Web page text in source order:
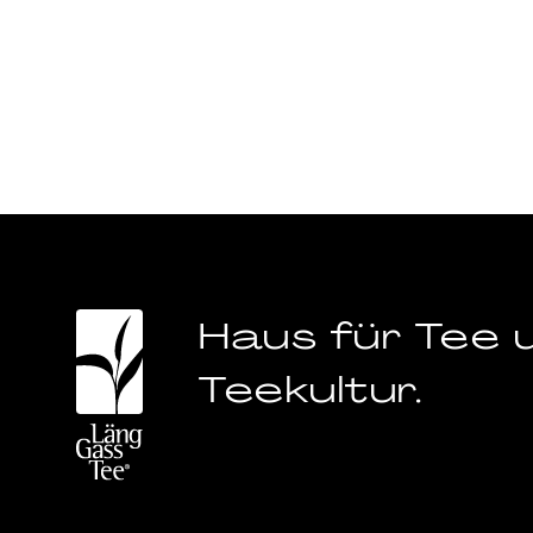
Haus für Tee
Teekultur.